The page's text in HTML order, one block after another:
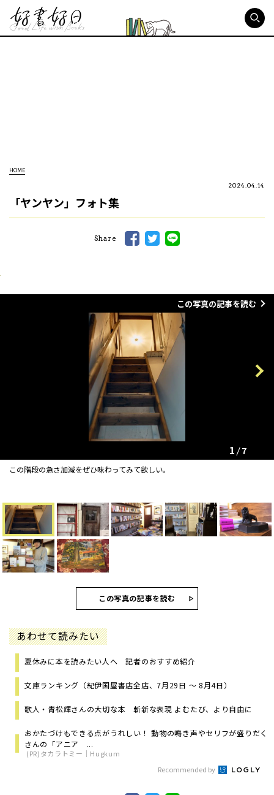
HOME
2024.04.14
「ヤンヤン」フォト集
Share
この写真の記事を読む
この階段の急さ加減をぜひ味わってみて欲しい。
Next
1 7
この写真の記事を読む
あわせて読みたい
夏休みに本を読みたい人へ 記者のおすすめ紹介
文庫ランキング（紀伊国屋書店全店、7月29日 ～ 8月4日）
歌人・青松輝さんの大切な本 斬新な表現 よむたび、より自由に
おかたづけもできる点がうれしい！ 動物の鳴き声やセリフが盛りだく
さんの「アニア ...
(PR)タカラトミー｜Hugkum
Recommended by